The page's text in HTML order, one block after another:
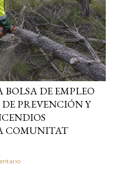
DE EMPLEO
PREVENCIÓN Y
COMUNITAT